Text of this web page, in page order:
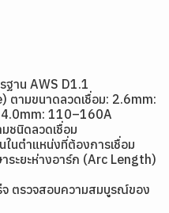
ฐาน AWS D1.1
ตามขนาดลวดเชื่อม: 2.6mm:
110–160A
ชนิดลวดเชื่อม
นตำแหน่งที่ต้องการเชื่อม
ระยะห่างอาร์ก (Arc Length)
จ ตรวจสอบความสมบูรณ์ของ